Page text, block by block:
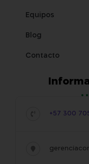
Equipos
Blog
Contacto
+57 300